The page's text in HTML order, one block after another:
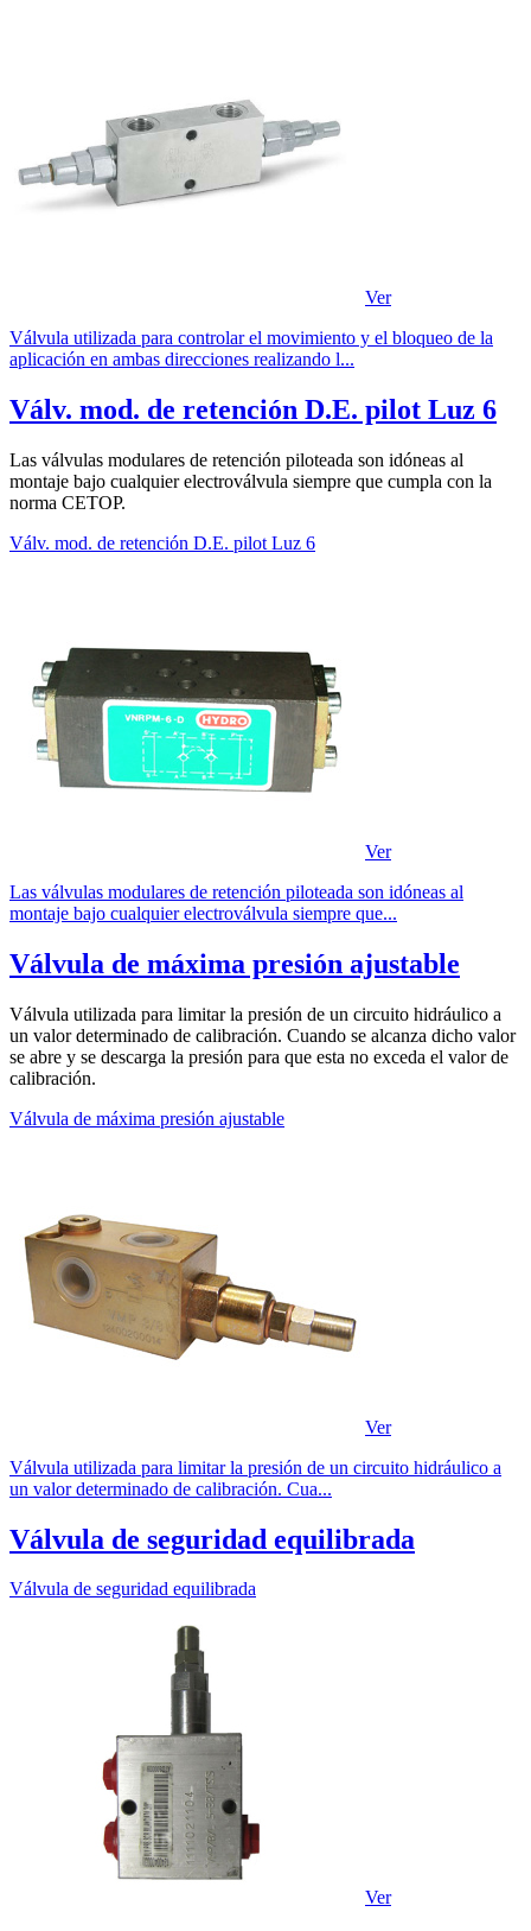
Ver
Válvula utilizada para controlar el movimiento y el bloqueo de la
aplicación en ambas direcciones realizando l...
Válv. mod. de retención D.E. pilot Luz 6
Las válvulas modulares de retención piloteada son idóneas al
montaje bajo cualquier electroválvula siempre que cumpla con la
norma CETOP.
Válv. mod. de retención D.E. pilot Luz 6
Ver
Las válvulas modulares de retención piloteada son idóneas al
montaje bajo cualquier electroválvula siempre que...
Válvula de máxima presión ajustable
Válvula utilizada para limitar la presión de un circuito hidráulico a
un valor determinado de calibración. Cuando se alcanza dicho valor
se abre y se descarga la presión para que esta no exceda el valor de
calibración.
Válvula de máxima presión ajustable
Ver
Válvula utilizada para limitar la presión de un circuito hidráulico a
un valor determinado de calibración. Cua...
Válvula de seguridad equilibrada
Válvula de seguridad equilibrada
Ver